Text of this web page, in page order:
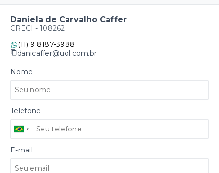
Daniela de Carvalho Caffer
CRECI - 108262
(11) 9 8187-3988
danicaffer@uol.com.br
Nome
Telefone
E-mail